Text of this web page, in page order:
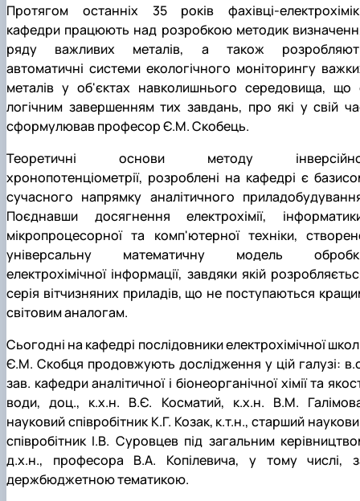
Протягом останніх 35 років фахівці-
кафедри працюють над розробкою методик
ряду важливих металів, а також
автоматичні системи екологічного моніторингу
металів у об'єктах навколишнього середовища, що
логічним завершенням тих завдань, про які у свій
сформулював професор Є.М. Скобець.
Теоретичні основи методу
хронопотенціометрії, розроблені на кафедрі є
сучасного напрямку аналітичного
Поєднавши досягнення електрохімії,
мікропроцесорної та комп'ютерної техніки,
універсальну математичну модель
електрохімічної інформації, завдяки якій
серія вітчизняних приладів, що не поступаються
світовим аналогам.
Сьогодні на кафедрі послідовники електрохімічної
Є.М. Скобця продовжують дослідження у цій галузі:
зав. кафедри аналітичної і біонеорганічної хімії та
води, доц., к.х.н. В.Є. Косматий, к.х.н. В.М.
науковий співробітник К.Г. Козак, к.т.н., старший
співробітник І.В. Суровцев під загальним
д.х.н., професора В.А. Копілевича, у тому числі,
держбюджетною тематикою.